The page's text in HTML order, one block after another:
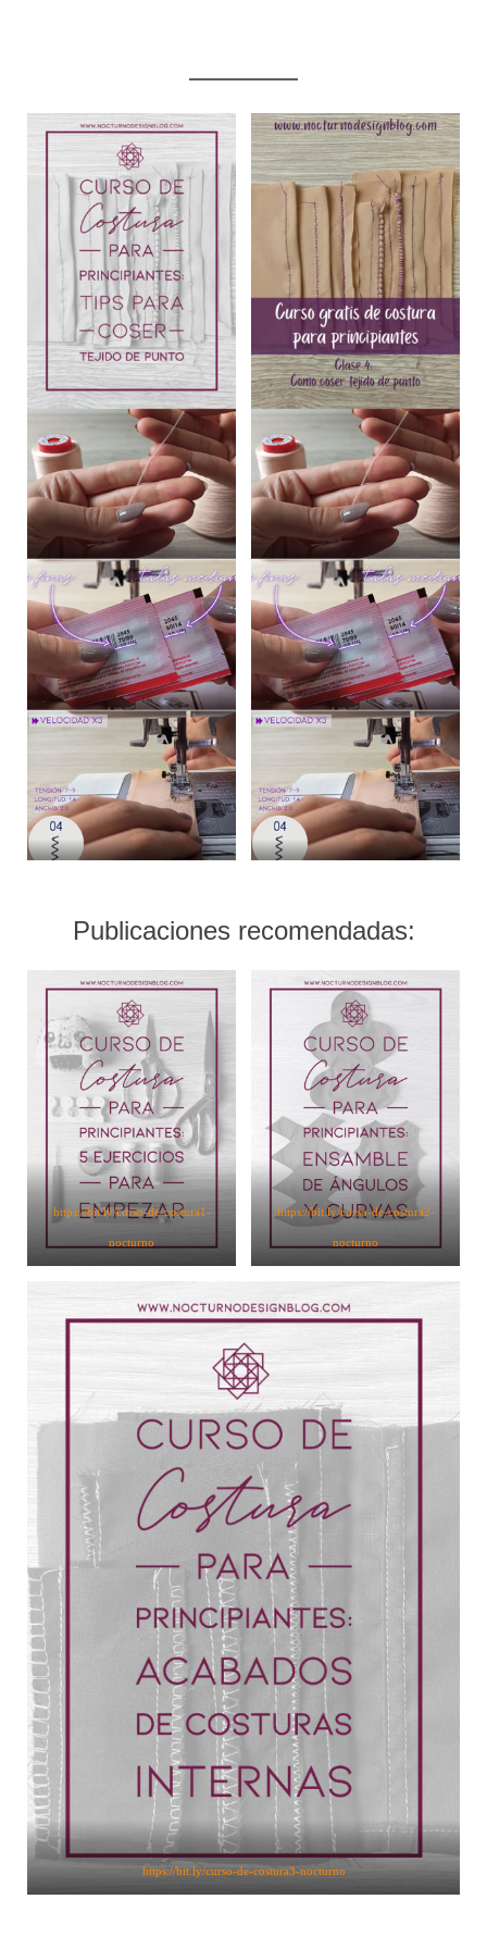
Publicaciones recomendadas:
https://bit.ly/curso-de-costura1-
nocturno
https://bit.ly/curso-de-costura2-
nocturno
https://bit.ly/curso-de-costura3-nocturno